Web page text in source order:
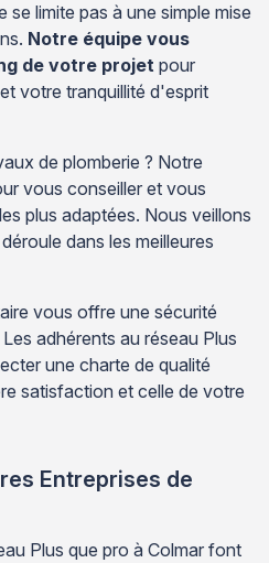
se limite pas à une simple mise
Notre équipe vous
de votre projet pour
votre tranquillité d'esprit
de plomberie ? Notre
vous conseiller et vous
plus adaptées. Nous veillons
dans les meilleures
vous offre une sécurité
adhérents au réseau Plus
une charte de qualité
satisfaction et celle de votre
Entreprises de
Plus que pro à Colmar font